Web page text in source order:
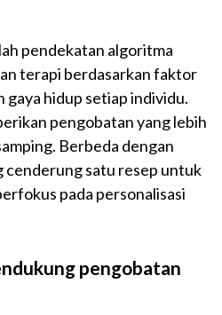
pendekatan algoritma
terapi berdasarkan faktor
gaya hidup setiap individu.
pengobatan yang lebih
Berbeda dengan
cenderung satu resep untuk
pada personalisasi
pengobatan